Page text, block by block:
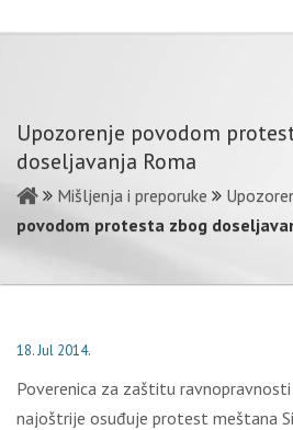
Upozorenje povodom
doseljavanja Roma
Mišljenja i preporuke
povodom protesta zbog
18. Jul 2014.
Poverenica za zaštitu
najoštrije osuđuje protest meštana